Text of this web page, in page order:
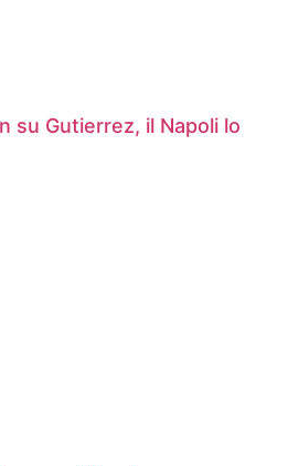
su Gutierrez, il Napoli lo